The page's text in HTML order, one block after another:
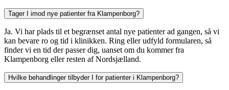
Tager I imod nye patienter fra Klampenborg?
Ja. Vi har plads til et begrænset antal nye patienter ad gangen, så vi
kan bevare ro og tid i klinikken. Ring eller udfyld formularen, så
finder vi en tid der passer dig, uanset om du kommer fra
Klampenborg eller resten af Nordsjælland.
Hvilke behandlinger tilbyder I for patienter i Klampenborg?